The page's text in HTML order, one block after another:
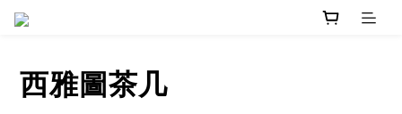
西雅圖茶几